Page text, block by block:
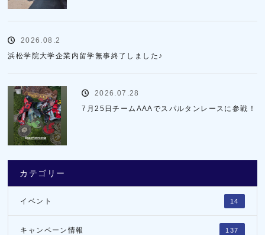
2026.08.2
浜松学院大学企業内留学無事終了しました♪
2026.07.28
7月25日チームAAAでスパルタンレースに参戦！
カテゴリー
イベント 14
キャンペーン情報 137